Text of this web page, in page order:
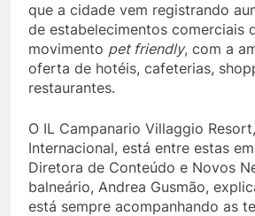
que a cidade vem registrando
de estabelecimentos comerciais
movimento pet friendly, com a
oferta de hotéis, cafeterias,
restaurantes.
O IL Campanario Villaggio
Internacional, está entre estas
Diretora de Conteúdo e Novos
balneário, Andrea Gusmão,
está sempre acompanhando as